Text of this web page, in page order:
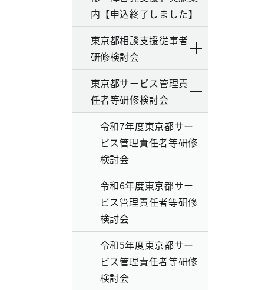
内【申込終了しました】
東京都相談支援従事者
研修検討会
東京都サービス管理責
任者等研修検討会
令和7年度東京都サー
ビス管理責任者等研修
検討会
令和6年度東京都サー
ビス管理責任者等研修
検討会
令和5年度東京都サー
ビス管理責任者等研修
検討会